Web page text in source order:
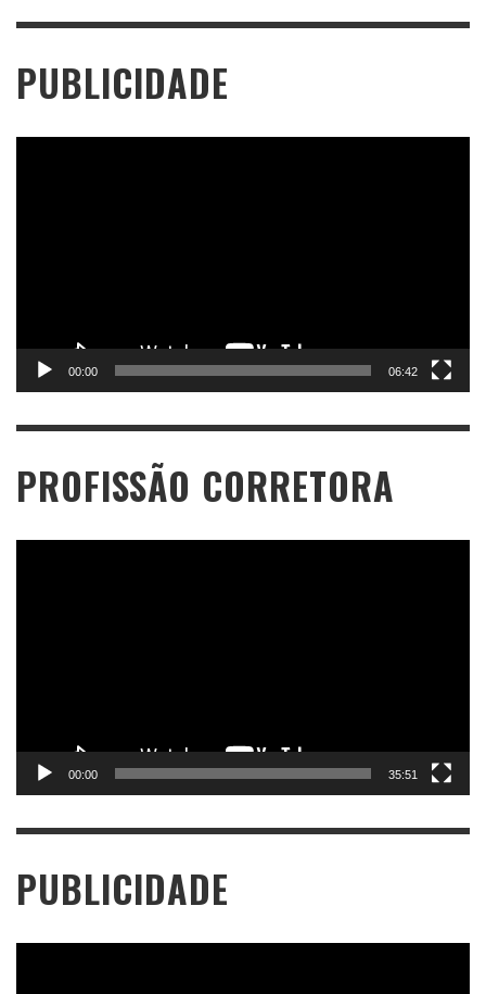
PUBLICIDADE
00:00 06:42
PROFISSÃO CORRETORA
00:00 35:51
PUBLICIDADE